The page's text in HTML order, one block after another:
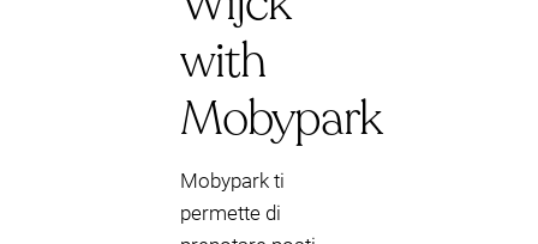
with
Mobypark
Mobypark ti
permette di